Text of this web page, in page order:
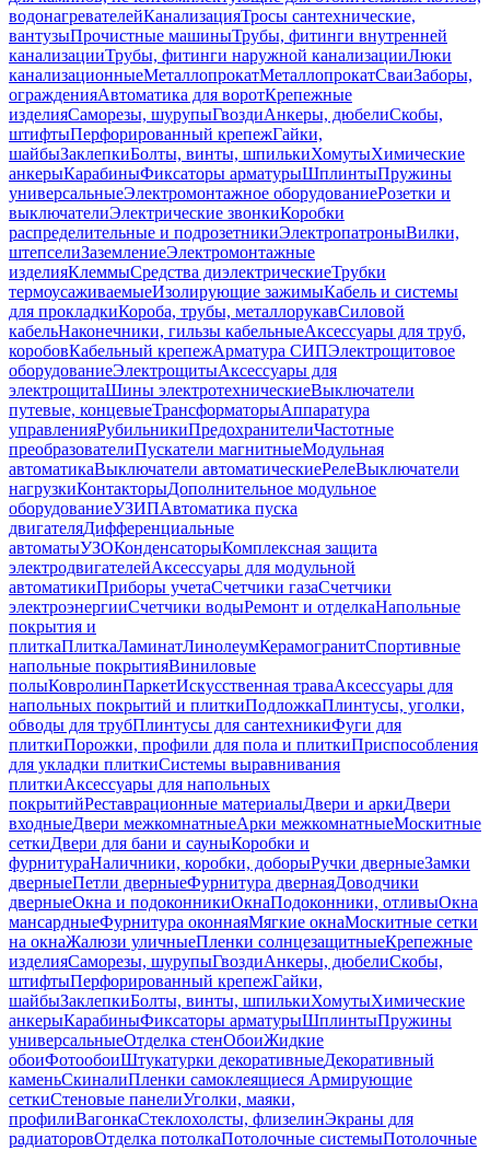
водонагревателейКанализацияТросы сантехнические,
вантузыПрочистные машиныТрубы, фитинги внутренней
канализацииТрубы, фитинги наружной канализацииЛюки
канализационныеМеталлопрокатМеталлопрокатСваиЗаборы,
огражденияАвтоматика для воротКрепежные
изделияСаморезы, шурупыГвоздиАнкеры, дюбелиСкобы,
штифтыПерфорированный крепежГайки,
шайбыЗаклепкиБолты, винты, шпилькиХомутыХимические
анкерыКарабиныФиксаторы арматурыШплинтыПружины
универсальныеЭлектромонтажное оборудованиеРозетки и
выключателиЭлектрические звонкиКоробки
распределительные и подрозетникиЭлектропатроныВилки,
штепселиЗаземлениеЭлектромонтажные
изделияКлеммыСредства диэлектрическиеТрубки
термоусаживаемыеИзолирующие зажимыКабель и системы
для прокладкиКороба, трубы, металлорукавСиловой
кабельНаконечники, гильзы кабельныеАксессуары для труб,
коробовКабельный крепежАрматура СИПЭлектрощитовое
оборудованиеЭлектрощитыАксессуары для
электрощитаШины электротехническиеВыключатели
путевые, концевыеТрансформаторыАппаратура
управленияРубильникиПредохранителиЧастотные
преобразователиПускатели магнитныеМодульная
автоматикаВыключатели автоматическиеРелеВыключатели
нагрузкиКонтакторыДополнительное модульное
оборудованиеУЗИПАвтоматика пуска
двигателяДифференциальные
автоматыУЗОКонденсаторыКомплексная защита
электродвигателейАксессуары для модульной
автоматикиПриборы учетаСчетчики газаСчетчики
электроэнергииСчетчики водыРемонт и отделкаНапольные
покрытия и
плиткаПлиткаЛаминатЛинолеумКерамогранитСпортивные
напольные покрытияВиниловые
полыКовролинПаркетИскусственная траваАксессуары для
напольных покрытий и плиткиПодложкаПлинтусы, уголки,
обводы для трубПлинтусы для сантехникиФуги для
плиткиПорожки, профили для пола и плиткиПриспособления
для укладки плиткиСистемы выравнивания
плиткиАксессуары для напольных
покрытийРеставрационные материалыДвери и аркиДвери
входныеДвери межкомнатныеАрки межкомнатныеМоскитные
сеткиДвери для бани и сауныКоробки и
фурнитураНаличники, коробки, доборыРучки дверныеЗамки
дверныеПетли дверныеФурнитура двернаяДоводчики
дверныеОкна и подоконникиОкнаПодоконники, отливыОкна
мансардныеФурнитура оконнаяМягкие окнаМоскитные сетки
на окнаЖалюзи уличныеПленки солнцезащитныеКрепежные
изделияСаморезы, шурупыГвоздиАнкеры, дюбелиСкобы,
штифтыПерфорированный крепежГайки,
шайбыЗаклепкиБолты, винты, шпилькиХомутыХимические
анкерыКарабиныФиксаторы арматурыШплинтыПружины
универсальныеОтделка стенОбоиЖидкие
обоиФотообоиШтукатурки декоративныеДекоративный
каменьСкиналиПленки самоклеящиеся Армирующие
сеткиСтеновые панелиУголки, маяки,
профилиВагонкаСтеклохолсты, флизелинЭкраны для
радиаторовОтделка потолкаПотолочные системыПотолочные